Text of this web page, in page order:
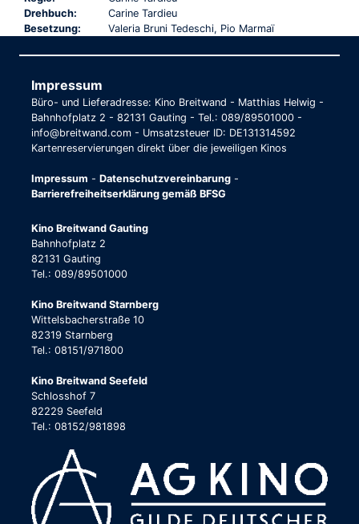
Drehbuch:
Carine Tardieu
Besetzung:
Valeria Bruni Tedeschi, Pio Marmaï
Impressum
Büro- und Lieferadresse: Kino Breitwand - Matthias Helwig -
Bahnhofplatz 2 - 82131 Gauting - Tel.: 089/89501000 -
info@breitwand.com - Umsatzsteuer ID: DE131314592
Kartenreservierungen direkt über die jeweiligen Kinos
Impressum - Datenschutzvereinbarung -
Barrierefreiheitserklärung gemäß BFSG
Kino Breitwand Gauting
Bahnhofplatz 2
82131 Gauting
Tel.: 089/89501000
Kino Breitwand Starnberg
Wittelsbacherstraße 10
82319 Starnberg
Tel.: 08151/971800
Kino Breitwand Seefeld
Schlosshof 7
82229 Seefeld
Tel.: 08152/981898